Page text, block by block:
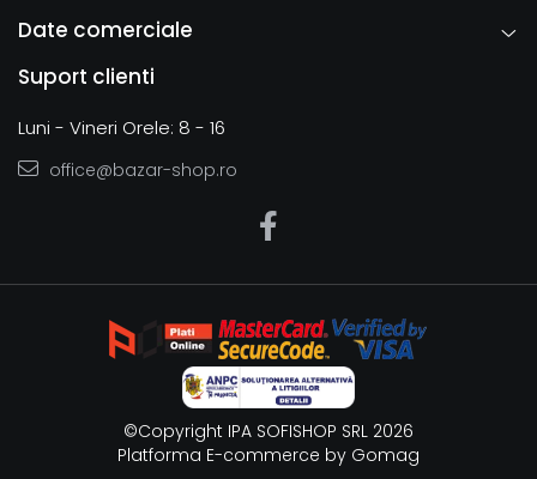
Date comerciale
Suport clienti
Luni - Vineri Orele: 8 - 16
office@bazar-shop.ro
©Copyright IPA SOFISHOP SRL 2026
Platforma E-commerce by Gomag